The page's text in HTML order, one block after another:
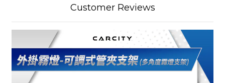
Customer Reviews